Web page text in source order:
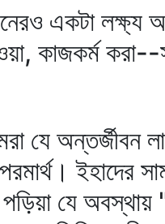
একটা
কাজকর্ম করা--
যে
ইহাদের
পড়িয়া যে